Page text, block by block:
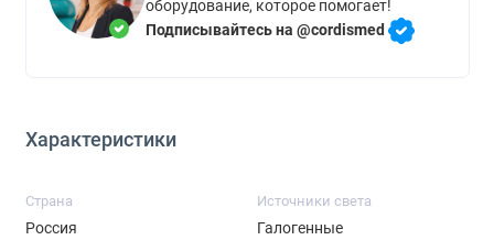
оборудование, которое помогает!
Подписывайтесь на @cordismed
Характеристики
Страна
Россия
Источники света
Галогенные